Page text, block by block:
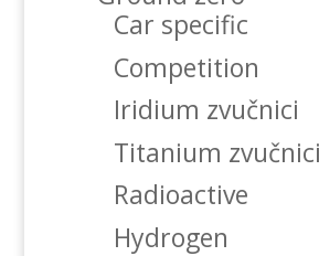
Car specific
Competition
Iridium zvučnici
Titanium zvučnici
Radioactive
Hydrogen